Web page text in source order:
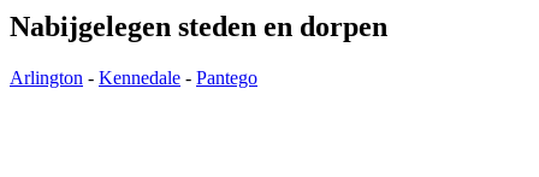
Nabijgelegen steden en dorpen
Arlington - Kennedale - Pantego